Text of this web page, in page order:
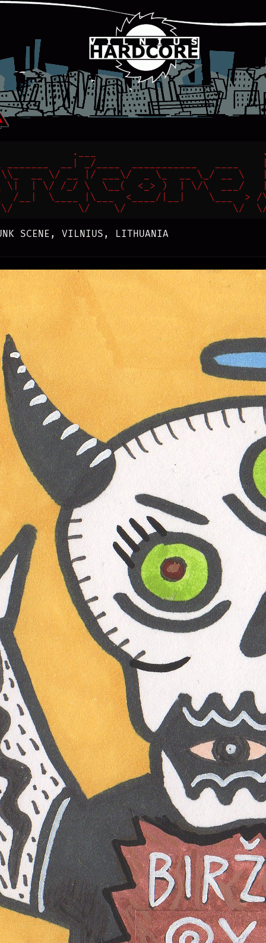
.___
_______  __| _/____  ___________   ____
__ \/ __ |/ ___\/  _ \_  __ \_/ __ \
\|  | \/ /_/ \  \__(  <_> )  | \/\  ___/
/__|  \____ |\___  <____/|__|    \___  >
\/    \/                  \/
SCENE, VILNIUS, LITHUANIA